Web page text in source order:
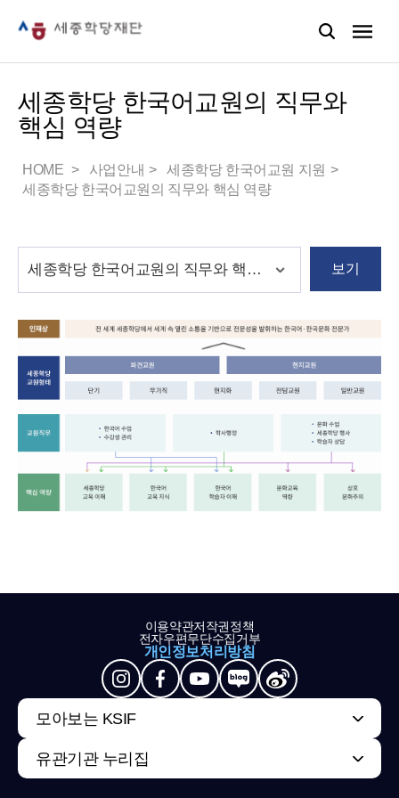
세종학당 한국어교원의 직무와
핵심 역량
HOME 사업안내
세종학당 한국어교원 지원
세종학당 한국어교원의 직무와 핵심 역량
보기
이용약관저작권정책
전자우편무단수집거부
개인정보처리방침
모아보는 KSIF
유관기관 누리집